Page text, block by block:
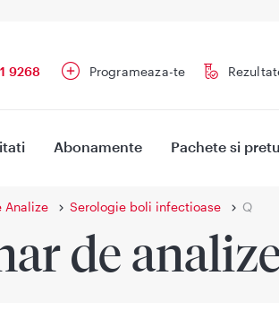
9268 Programeaza-te
Abonamente Pachete si
Analize Serologie boli infectioase Q
de